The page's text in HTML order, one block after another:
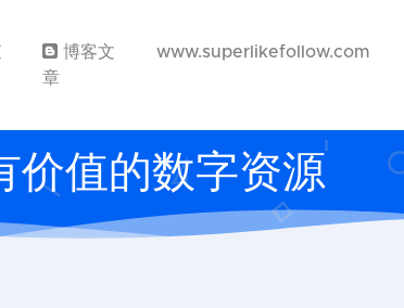
博客文
章
www.superlikefollow.com
价值的数字资源